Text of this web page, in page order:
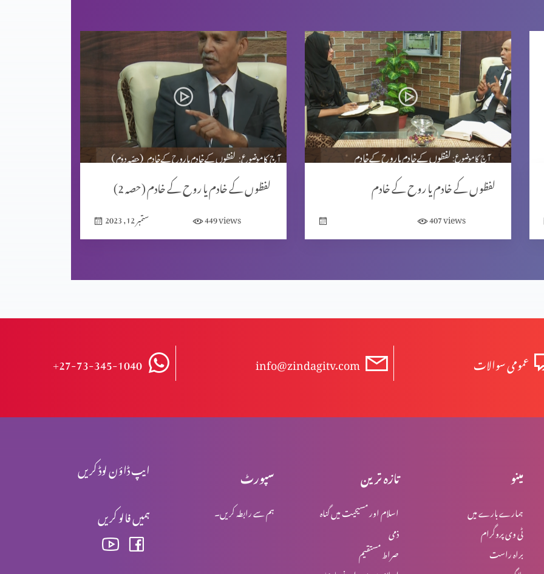
لفظوں کے خادم یا روح کے خادم (حصہ 2)
ستمبر 12, 2023 449views
لفظوں کے خادم یا روح کے خادم
407views
+27-73-345-1040 info@zindagitv.com عمومی سوالات
ایپ ڈاؤن لوڈ کریں
ہمیں فالو کریں
سپورٹ
ہم سے رابطہ کریں۔
تازہ ترین
اسلام اور مسیحیت میں گناہ
ذمی
صراط مستقیم
مینو
ہمارے بارے میں
ٹی وی پروگرام
براہ راست